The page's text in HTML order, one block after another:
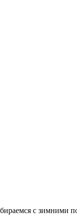
с зимними